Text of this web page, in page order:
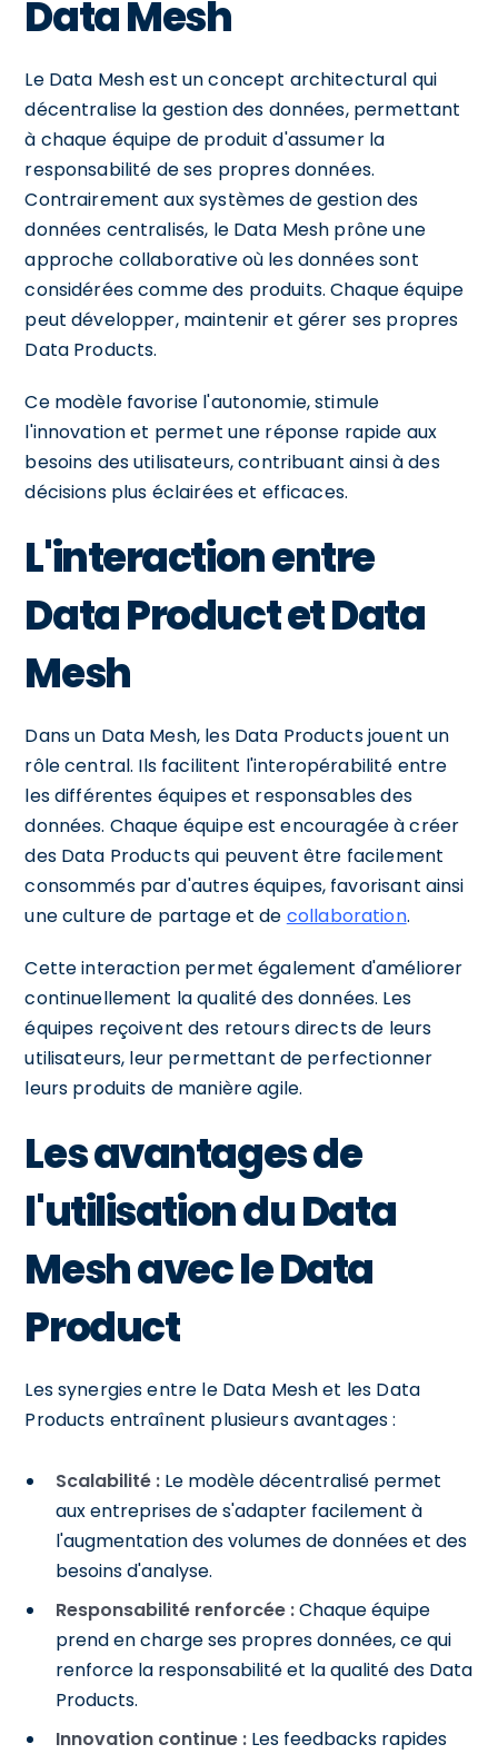
Data Mesh
Le Data Mesh est un concept architectural qui
décentralise la gestion des données, permettant
à chaque équipe de produit d'assumer la
responsabilité de ses propres données.
Contrairement aux systèmes de gestion des
données centralisés, le Data Mesh prône une
approche collaborative où les données sont
considérées comme des produits. Chaque équipe
peut développer, maintenir et gérer ses propres
Data Products.
Ce modèle favorise l'autonomie, stimule
l'innovation et permet une réponse rapide aux
besoins des utilisateurs, contribuant ainsi à des
décisions plus éclairées et efficaces.
L'interaction entre
Data Product et Data
Mesh
Dans un Data Mesh, les Data Products jouent un
rôle central. Ils facilitent l'interopérabilité entre
les différentes équipes et responsables des
données. Chaque équipe est encouragée à créer
des Data Products qui peuvent être facilement
consommés par d'autres équipes, favorisant ainsi
une culture de partage et de collaboration.
Cette interaction permet également d'améliorer
continuellement la qualité des données. Les
équipes reçoivent des retours directs de leurs
utilisateurs, leur permettant de perfectionner
leurs produits de manière agile.
Les avantages de
l'utilisation du Data
Mesh avec le Data
Product
Les synergies entre le Data Mesh et les Data
Products entraînent plusieurs avantages :
Scalabilité : Le modèle décentralisé permet
aux entreprises de s'adapter facilement à
l'augmentation des volumes de données et des
besoins d'analyse.
Responsabilité renforcée :Chaque équipe
prend en charge ses propres données, ce qui
renforce la responsabilité et la qualité des Data
Products.
Innovation continue : Les feedbacks rapides